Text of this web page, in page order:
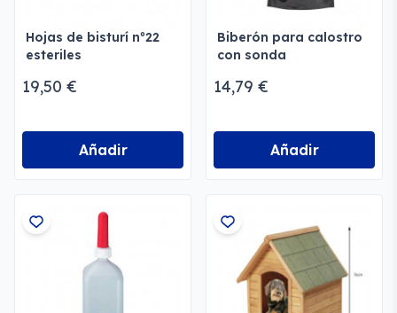
Hojas de bisturí nº22
esteriles
19,50 €
Añadir
Biberón para calostro
con sonda
14,79 €
Añadir